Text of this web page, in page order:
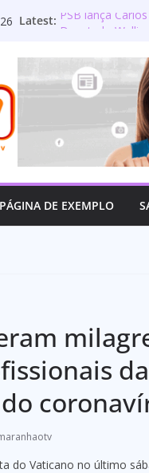
Latest: PSB lança
Lourdinha
primeira
Wellington do
estadual e
Mulato é
PÁGINA DE EXEMPLO
do Vaticano no último